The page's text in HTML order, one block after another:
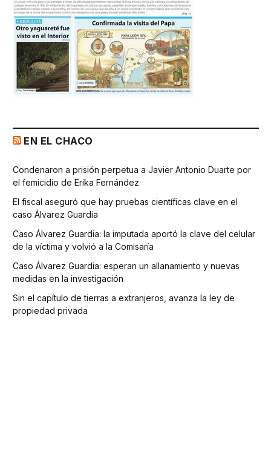
EN EL CHACO
Condenaron a prisión perpetua a Javier Antonio Duarte por
el femicidio de Erika Fernández
El fiscal aseguró que hay pruebas científicas clave en el
caso Álvarez Guardia
Caso Álvarez Guardia: la imputada aportó la clave del celular
de la víctima y volvió a la Comisaría
Caso Álvarez Guardia: esperan un allanamiento y nuevas
medidas en la investigación
Sin el capítulo de tierras a extranjeros, avanza la ley de
propiedad privada